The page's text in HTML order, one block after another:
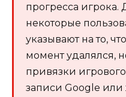
прогресса игрока.
некоторые
указывают на то,
момент удалялся,
привязки
записи Google или